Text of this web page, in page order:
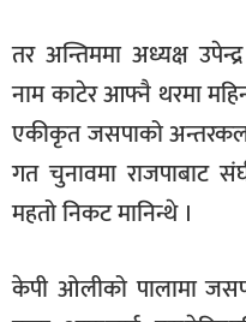
तर अन्तिममा अध्यक्ष
नाम काटेर आफ्नै थरमा
एकीकृत जसपाको
गत चुनावमा राजपाबाट
महतो निकट मानिन्थे ।
केपी ओलीको पालामा